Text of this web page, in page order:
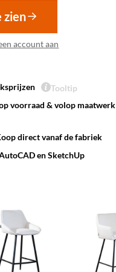
zien
account aan
Tooltip
voorraad & volop maatwerk
direct vanaf de fabriek
en SketchUp